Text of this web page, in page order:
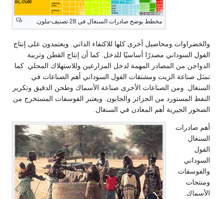
مخطط يوضح صادرات السنغال في 28 تصنيف-ملون.
والخضراوات ومحاصيل أخرى كلها للاكتفاء الذاتي. ويعتمدون على إنتاج
الفول السوداني مصدرًا أساسيًا للدخل. كما أن إنتاج القطن وتربية
الدواجن من المصادر المهمة لدخل المزارعين وللاستهلاك المحلي. كما
تمثل صناعة الزيت ومشتقات الفول السوداني أهم الصناعات في
السنغال. ومن الصناعات الأخرى صناعة الأسماك وطحن الدقيق وتكرير
النفط المستورد من الجزائر والجابون. ويعتبر الفوسفات المستخرج من
الصخور الجيرية أهم المعادن في السنغال.
أهم صادرات
السنغال
الفول
السوداني
والفوسفات
ومنتجات
الأسماك.